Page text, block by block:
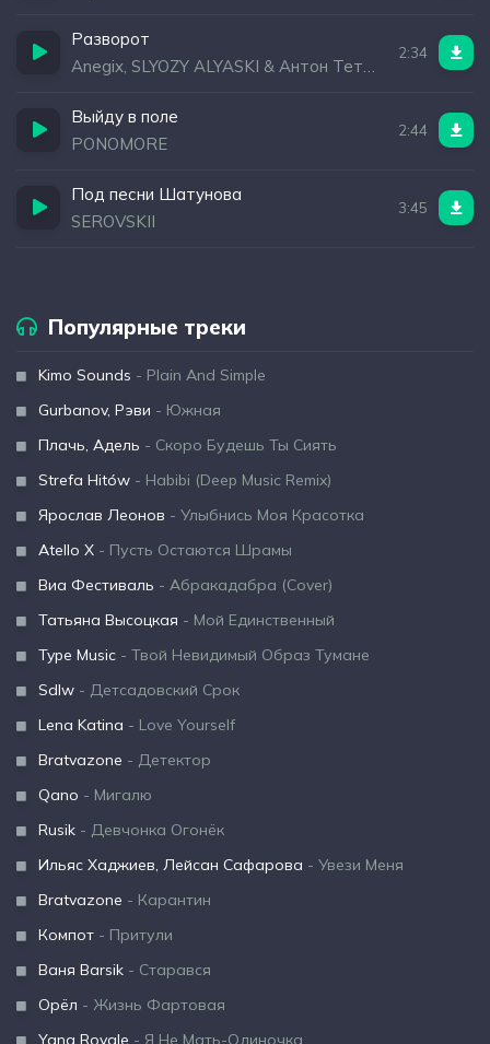
Разворот
Anegix, SLYOZY ALYASKI & Антон Тетерук
2:34
Выйду в поле
PONOMORE
2:44
Под песни Шатунова
SEROVSKII
3:45
Популярные треки
Kimo Sounds - Plain And Simple
Gurbanov, Рэви - Южная
Плачь, Адель - Скоро Будешь Ты Сиять
Strefa Hitów - Habibi (Deep Music Remix)
Ярослав Леонов - Улыбнись Моя Красотка
Atello X - Пусть Остаются Шрамы
Виа Фестиваль - Абракадабра (Cover)
Татьяна Высоцкая - Мой Единственный
Type Music - Твой Невидимый Образ Тумане
Sdlw - Детсадовский Срок
Lena Katina - Love Yourself
Bratvazone - Детектор
Qano - Мигалю
Rusik - Девчонка Огонёк
Ильяс Хаджиев, Лейсан Сафарова - Увези Меня
Bratvazone - Карантин
Компот - Притули
Ваня Barsik - Старався
Орёл - Жизнь Фартовая
Yana Royale - Я Не Мать-Одиночка